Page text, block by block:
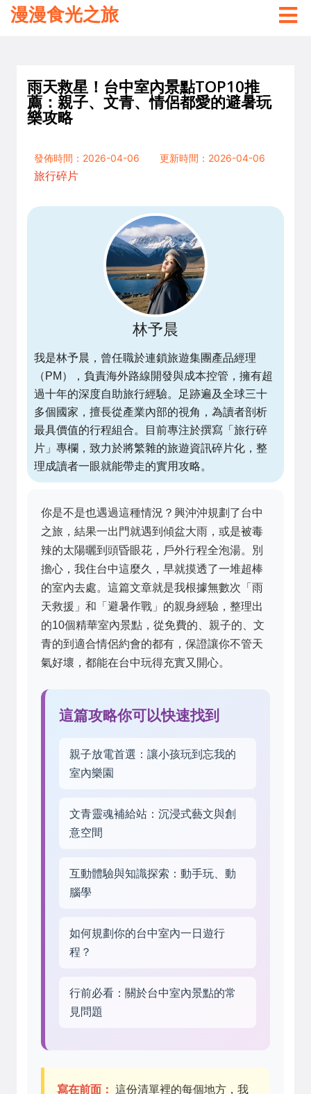
漫漫食光之旅
雨天救星！台中室內景點TOP10推
薦：親子、文青、情侶都愛的避暑玩
樂攻略
發佈時間：2026-04-06
更新時間：2026-04-06
旅行碎片
林予晨
我是林予晨，曾任職於連鎖旅遊集團產品經理
（PM），負責海外路線開發與成本控管，擁有超
過十年的深度自助旅行經驗。足跡遍及全球三十
多個國家，擅長從產業內部的視角，為讀者剖析
最具價值的行程組合。目前專注於撰寫「旅行碎
片」專欄，致力於將繁雜的旅遊資訊碎片化，整
理成讀者一眼就能帶走的實用攻略。
你是不是也遇過這種情況？興沖沖規劃了台中
之旅，結果一出門就遇到傾盆大雨，或是被毒
辣的太陽曬到頭昏眼花，戶外行程全泡湯。別
擔心，我住台中這麼久，早就摸透了一堆超棒
的室內去處。這篇文章就是我根據無數次「雨
天救援」和「避暑作戰」的親身經驗，整理出
的10個精華室內景點，從免費的、親子的、文
青的到適合情侶約會的都有，保證讓你不管天
氣好壞，都能在台中玩得充實又開心。
這篇攻略你可以快速找到
親子放電首選：讓小孩玩到忘我的
室內樂園
文青靈魂補給站：沉浸式藝文與創
意空間
互動體驗與知識探索：動手玩、動
腦學
如何規劃你的台中室內一日遊行
程？
行前必看：關於台中室內景點的常
見問題
寫在前面： 這份清單裡的每個地方，我